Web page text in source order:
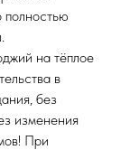
полностью
на тёплое
в
без
изменения
При